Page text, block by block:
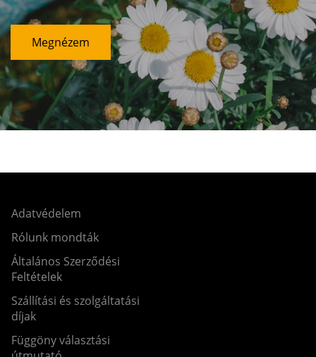
Megnézem
Adatvédelem
Rólunk mondták
Általános Szerződési
Feltételek
Szállítási és szolgáltatási
díjak
Függöny választási